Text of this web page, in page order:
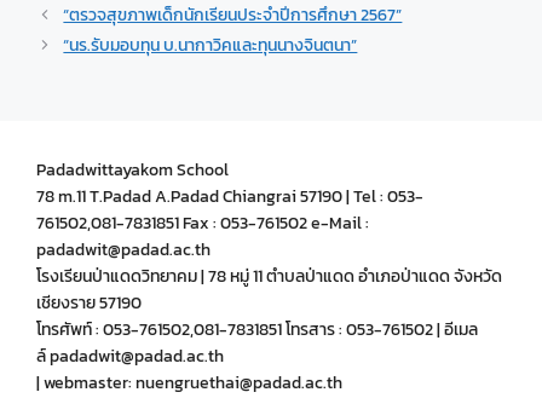
“ตรวจสุขภาพเด็กนักเรียนประจำปีการศึกษา 2567”
“นร.รับมอบทุน บ.นากาวิคและทุนนางจินตนา”
Padadwittayakom School
78 m.11 T.Padad A.Padad Chiangrai 57190 | Tel : 053-
761502,081-7831851 Fax : 053-761502 e-Mail :
padadwit@padad.ac.th
โรงเรียนป่าแดดวิทยาคม | 78 หมู่ 11 ตำบลป่าแดด อำเภอป่าแดด จังหวัด
เชียงราย 57190
โทรศัพท์ : 053-761502,081-7831851 โทรสาร : 053-761502 | อีเมล
ล์ padadwit@padad.ac.th
| webmaster: nuengruethai@padad.ac.th